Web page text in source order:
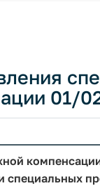
01/
специальных